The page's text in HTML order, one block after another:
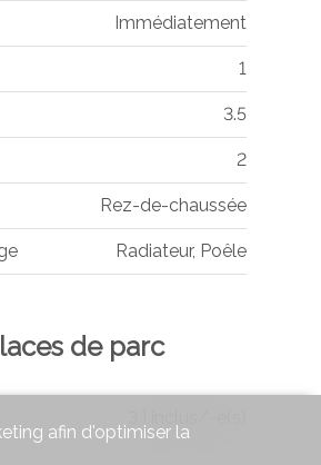
Immédiatement
1
3.5
2
Rez-de-chaussée
Radiateur, Poêle
de parc
afin d'optimiser la